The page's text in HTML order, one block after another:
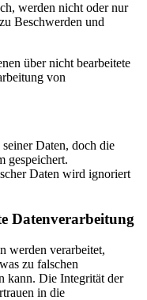
werden nicht oder nur
Beschwerden und
über nicht bearbeitete
von
Daten, doch die
gespeichert.
Daten wird ignoriert
Datenverarbeitung
werden verarbeitet,
zu falschen
kann. Die Integrität der
in die